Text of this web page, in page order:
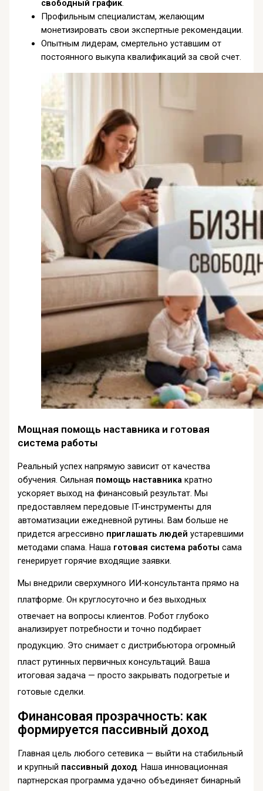
свободный график.
Профильным специалистам, желающим
монетизировать свои экспертные рекомендации.
Опытным лидерам, смертельно уставшим от
постоянного выкупа квалификаций за свой счет.
Мощная помощь наставника и готовая
система работы
Реальный успех напрямую зависит от качества
обучения. Сильная помощь наставника кратно
ускоряет выход на финансовый результат. Мы
предоставляем передовые IT-инструменты для
автоматизации ежедневной рутины. Вам больше не
придется агрессивно приглашать людей устаревшими
методами спама. Наша готовая система работы сама
генерирует горячие входящие заявки.
Мы внедрили сверхумного ИИ-консультанта прямо на
платформе . Он круглосуточно и без выходных
отвечает на вопросы клиентов . Робот глубоко
анализирует потребности и точно подбирает
продукцию. Это снимает с дистрибьютора огромный
пласт рутинных первичных консультаций. Ваша
итоговая задача — просто закрывать подогретые и
готовые сделки.
Финансовая прозрачность: как
формируется пассивный доход
Главная цель любого сетевика — выйти на стабильный
и крупный пассивный доход. Наша инновационная
партнерская программа удачно объединяет бинарный